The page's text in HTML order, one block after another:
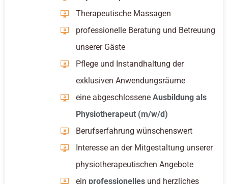
Therapeutische Massagen
professionelle Beratung und Betreuung
unserer Gäste
Pflege und Instandhaltung der
exklusiven Anwendungsräume
eine abgeschlossene Ausbildung als
Physiotherapeut (m/w/d)
Berufserfahrung wünschenswert
Interesse an der Mitgestaltung unserer
physiotherapeutischen Angebote
ein professionellesund herzliches